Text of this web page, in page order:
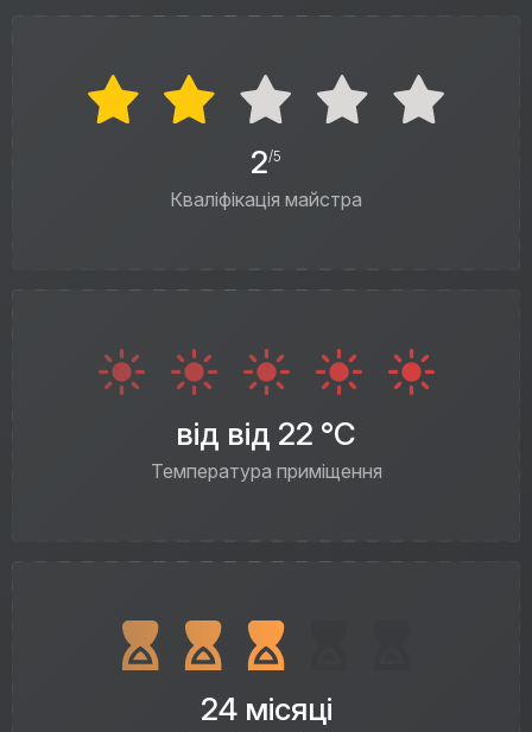
2/5
Кваліфікація майстра
від від 22 °C
Температура приміщення
24 місяці